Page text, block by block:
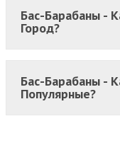
Бас-Барабаны -
Город?
Бас-Барабаны -
Популярные?